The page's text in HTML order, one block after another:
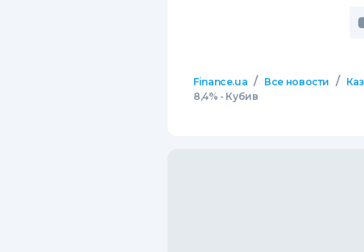
Finance.ua / Все новости /
8,4% - Кубив